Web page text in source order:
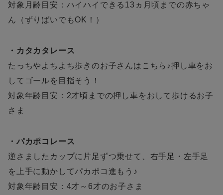
対象月齢目安：ハイハイできる13ヵ月頃までの赤ちゃ
ん（ずりばいでもOK！）
・カタカタレース
たっちやよちよち歩きのお子さんはこちら♪押し車をお
してゴールを目指そう！
対象年齢目安：2才頃までの押し車をおして歩けるお子
さま
・パカポコレース
逆さましたカップに片足ずつ乗せて、右手足・左手足
を上手に動かしてパカポコ進もう♪
対象年齢目安：4才～6才のお子さま